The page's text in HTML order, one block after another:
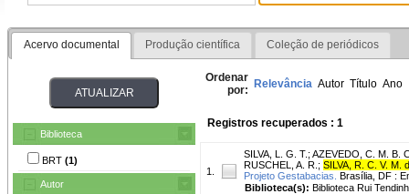
Acervo documental Produção científica Coleção de periódicos
Biblioteca
BRT (1)
Autor
Ordenar
por: Relevância Autor Título Ano
Registros recuperados : 1
1.
SILVA, L. G. T. ; AZEVEDO, C. M. B.
RUSCHEL, A. R. ; SILVA, R. C. V. M.
Projeto Gestabacias. Brasília, DF :
Biblioteca(s): Biblioteca Rui